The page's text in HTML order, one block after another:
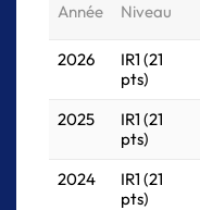
Année Niveau
2026
IR1 (21
pts)
2025
IR1 (21
pts)
2024
IR1 (21
pts)